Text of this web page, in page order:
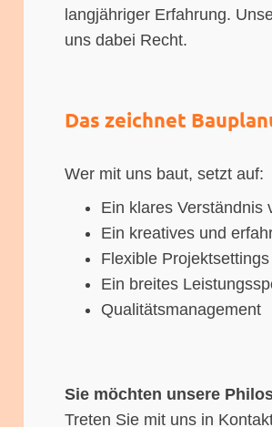
langjähriger Erfahrung.
uns dabei Recht.
Das zeichnet
Wer mit uns baut, setzt auf:
Ein klares Verständnis
Ein kreatives und
Flexible Projektsettings
Ein breites
Qualitätsmanagement
Sie möchten unsere
Treten Sie mit uns in